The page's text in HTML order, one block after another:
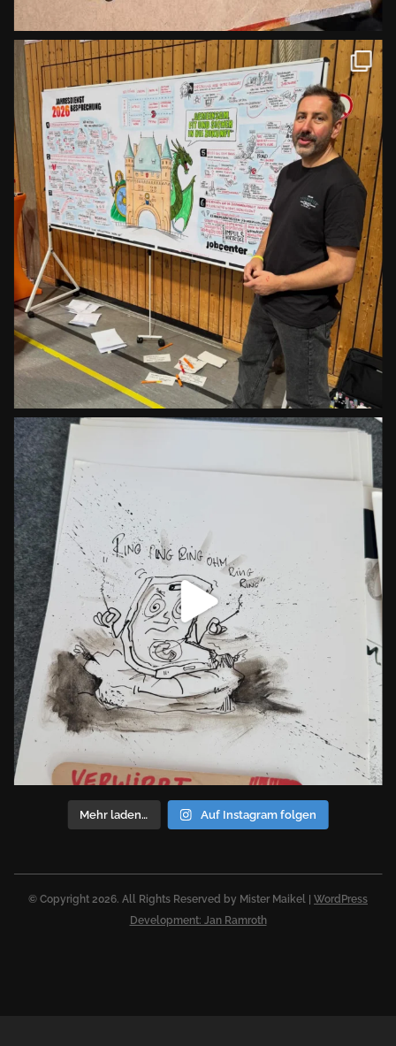
Mehr laden… Auf Instagram folgen
© Copyright 2026. All Rights Reserved by Mister Maikel | WordPress
Development: Jan Ramroth